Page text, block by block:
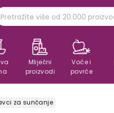
Mliječni
proizvodi
Voće i
povrće
za sunčanje